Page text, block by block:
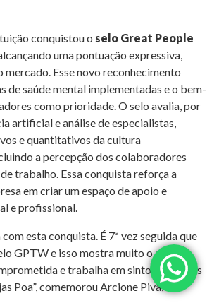
conquistou o selo Great People
uma pontuação expressiva,
mercado. Esse novo reconhecimento
de saúde mental implementadas e o bem-
como prioridade. O selo avalia, por
artificial e análise de especialistas,
e quantitativos da cultura
a percepção dos colaboradores
trabalho. Essa conquista reforça a
em criar um espaço de apoio e
e profissional.
esta conquista. É 7ª vez seguida que
GPTW e isso mostra muito o quão a
e trabalha em sintonia com os
Poa”, comemorou Arcione Piva,